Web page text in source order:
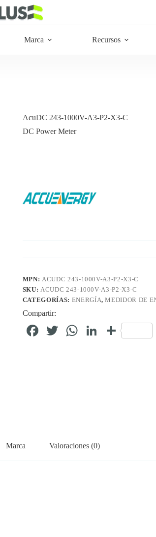
Marca Recursos
AcuDC 243-1000V-A3-P2-X3-C
DC Power Meter
MPN:ACUDC 243-1000V-A3-P2-X3-C
SKU:ACUDC 243-1000V-A3-P2-X3-C
CATEGORÍAS: ENERGÍA,MEDIDOR DE
Compartir:
Fa T
W
Li C
Marca Valoraciones (0)